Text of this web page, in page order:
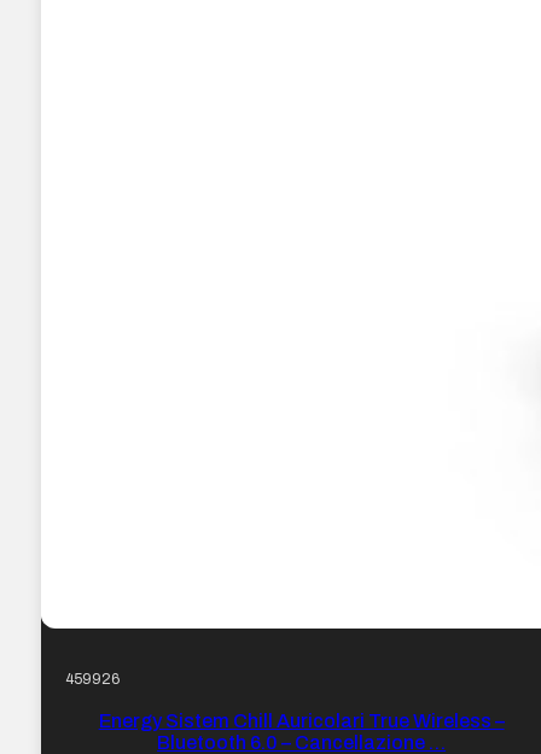
459926
Energy Sistem Chill Auricolari True Wireless –
Bluetooth 6.0 – Cancellazione …